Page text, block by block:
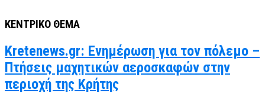
ΚΕΝΤΡΙΚΟ ΘΕΜΑ
Kretenews.gr: Ενημέρωση για τον πόλεμο –
Πτήσεις μαχητικών αεροσκαφών στην
περιοχή της Κρήτης